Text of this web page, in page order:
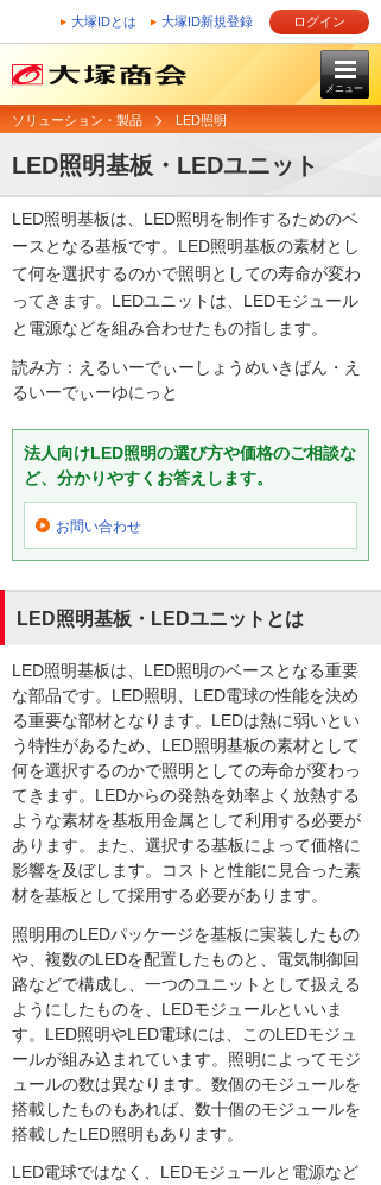
大塚IDとは 大塚ID新規登録 ログイン
メニュー
ソリューション・製品 LED照明
LED照明基板・LEDユニット
LED照明基板は、LED照明を制作するためのベ
ースとなる基板です。LED照明基板の素材とし
て何を選択するのかで照明としての寿命が変わ
ってきます。LEDユニットは、LEDモジュール
と電源などを組み合わせたもの指します。
読み方：えるいーでぃーしょうめいきばん・え
るいーでぃーゆにっと
法人向けLED照明の選び方や価格のご相談な
ど、分かりやすくお答えします。
お問い合わせ
LED照明基板・LEDユニットとは
LED照明基板は、LED照明のベースとなる重要
な部品です。LED照明、LED電球の性能を決め
る重要な部材となります。LEDは熱に弱いとい
う特性があるため、LED照明基板の素材として
何を選択するのかで照明としての寿命が変わっ
てきます。LEDからの発熱を効率よく放熱する
ような素材を基板用金属として利用する必要が
あります。また、選択する基板によって価格に
影響を及ぼします。コストと性能に見合った素
材を基板として採用する必要があります。
照明用のLEDパッケージを基板に実装したもの
や、複数のLEDを配置したものと、電気制御回
路などで構成し、一つのユニットとして扱える
ようにしたものを、LEDモジュールといいま
す。LED照明やLED電球には、このLEDモジュ
ールが組み込まれています。照明によってモジ
ュールの数は異なります。数個のモジュールを
搭載したものもあれば、数十個のモジュールを
搭載したLED照明もあります。
LED電球ではなく、LEDモジュールと電源など